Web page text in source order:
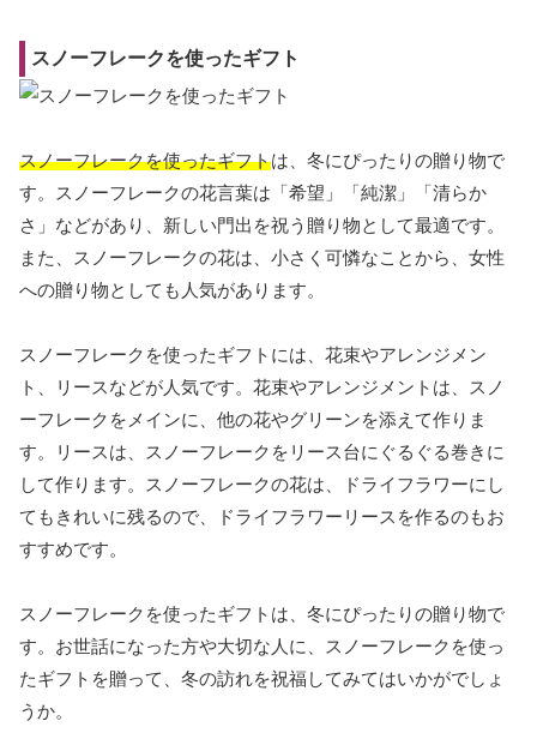
スノーフレークを使ったギフト
スノーフレークを使ったギフトは、冬にぴったりの贈り物で
す。スノーフレークの花言葉は「希望」「純潔」「清らか
さ」などがあり、新しい門出を祝う贈り物として最適です。
また、スノーフレークの花は、小さく可憐なことから、女性
への贈り物としても人気があります。
スノーフレークを使ったギフトには、花束やアレンジメン
ト、リースなどが人気です。花束やアレンジメントは、スノ
ーフレークをメインに、他の花やグリーンを添えて作りま
す。リースは、スノーフレークをリース台にぐるぐる巻きに
して作ります。スノーフレークの花は、ドライフラワーにし
てもきれいに残るので、ドライフラワーリースを作るのもお
すすめです。
スノーフレークを使ったギフトは、冬にぴったりの贈り物で
す。お世話になった方や大切な人に、スノーフレークを使っ
たギフトを贈って、冬の訪れを祝福してみてはいかがでしょ
うか。